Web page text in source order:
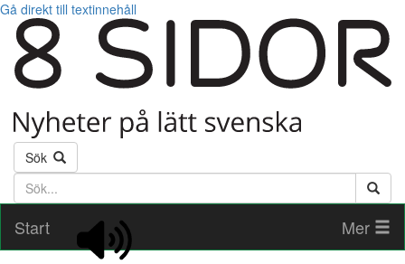
Gå direkt till textinnehåll
Sök
Söktext
Start
Mer